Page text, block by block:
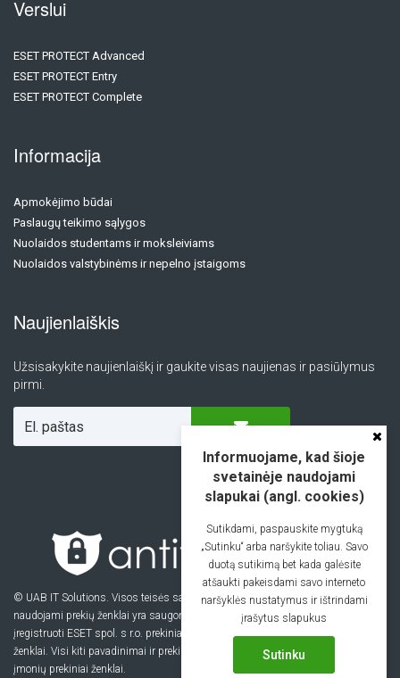
Verslui
ESET PROTECT Advanced
ESET PROTECT Entry
ESET PROTECT Complete
Informacija
Apmokėjimo būdai
Paslaugų teikimo sąlygos
Nuolaidos studentams ir moksleiviams
Nuolaidos valstybinėms ir nepelno įstaigoms
Naujienlaiškis
Užsisakykite naujienlaiškį ir gaukite visas naujienas ir pasiūlymus
pirmi.
© UAB IT Solutions. Visos teisės saugomos. Visi puslapyje
naudojami prekių ženklai yra saugomi prekiniai ženklai arba
įregistruoti ESET spol. s r.o. prekiniai ženklai arba ESET North America prekiniai
ženklai. Visi kiti pavadinimai ir prekiniai ženklai yra įregistruoti jų atstovaujamų
įmonių prekiniai ženklai.
Informuojame, kad šioje
svetainėje naudojami
slapukai (angl. cookies)
Sutikdami, paspauskite mygtuką
„Sutinku“ arba naršykite toliau. Savo
duotą sutikimą bet kada galėsite
atšaukti pakeisdami savo interneto
naršyklės nustatymus ir ištrindami
įrašytus slapukus
Sutinku